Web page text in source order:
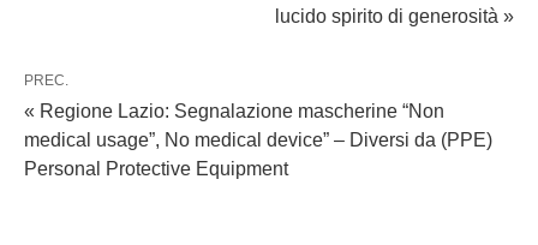
lucido spirito di generosità »
PREC.
« Regione Lazio: Segnalazione mascherine “Non
medical usage”, No medical device” – Diversi da (PPE)
Personal Protective Equipment